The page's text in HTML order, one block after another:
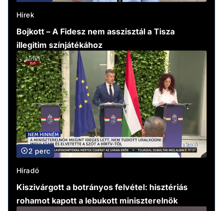
Hírek
Bojkott – A Fidesz nem asszisztál a Tisza
illegitim színjátékához
2 perc
Híradó
Kiszivárgott a botrányos felvétel: hisztériás
rohamot kapott a lebukott miniszterelnök